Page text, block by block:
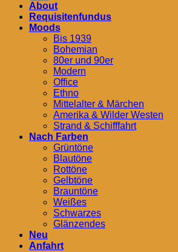
About
Requisitenfundus
Moods
Bis 1939
Bohemian
80er und 90er
Modern
Office
Ethno
Mittelalter & Märchen
Amerika & Wilder Westen
Strand & Schifffahrt
Nach Farben
Grüntöne
Blautöne
Rottöne
Gelbtöne
Brauntöne
Weißes
Schwarzes
Glänzendes
Neu
Anfahrt